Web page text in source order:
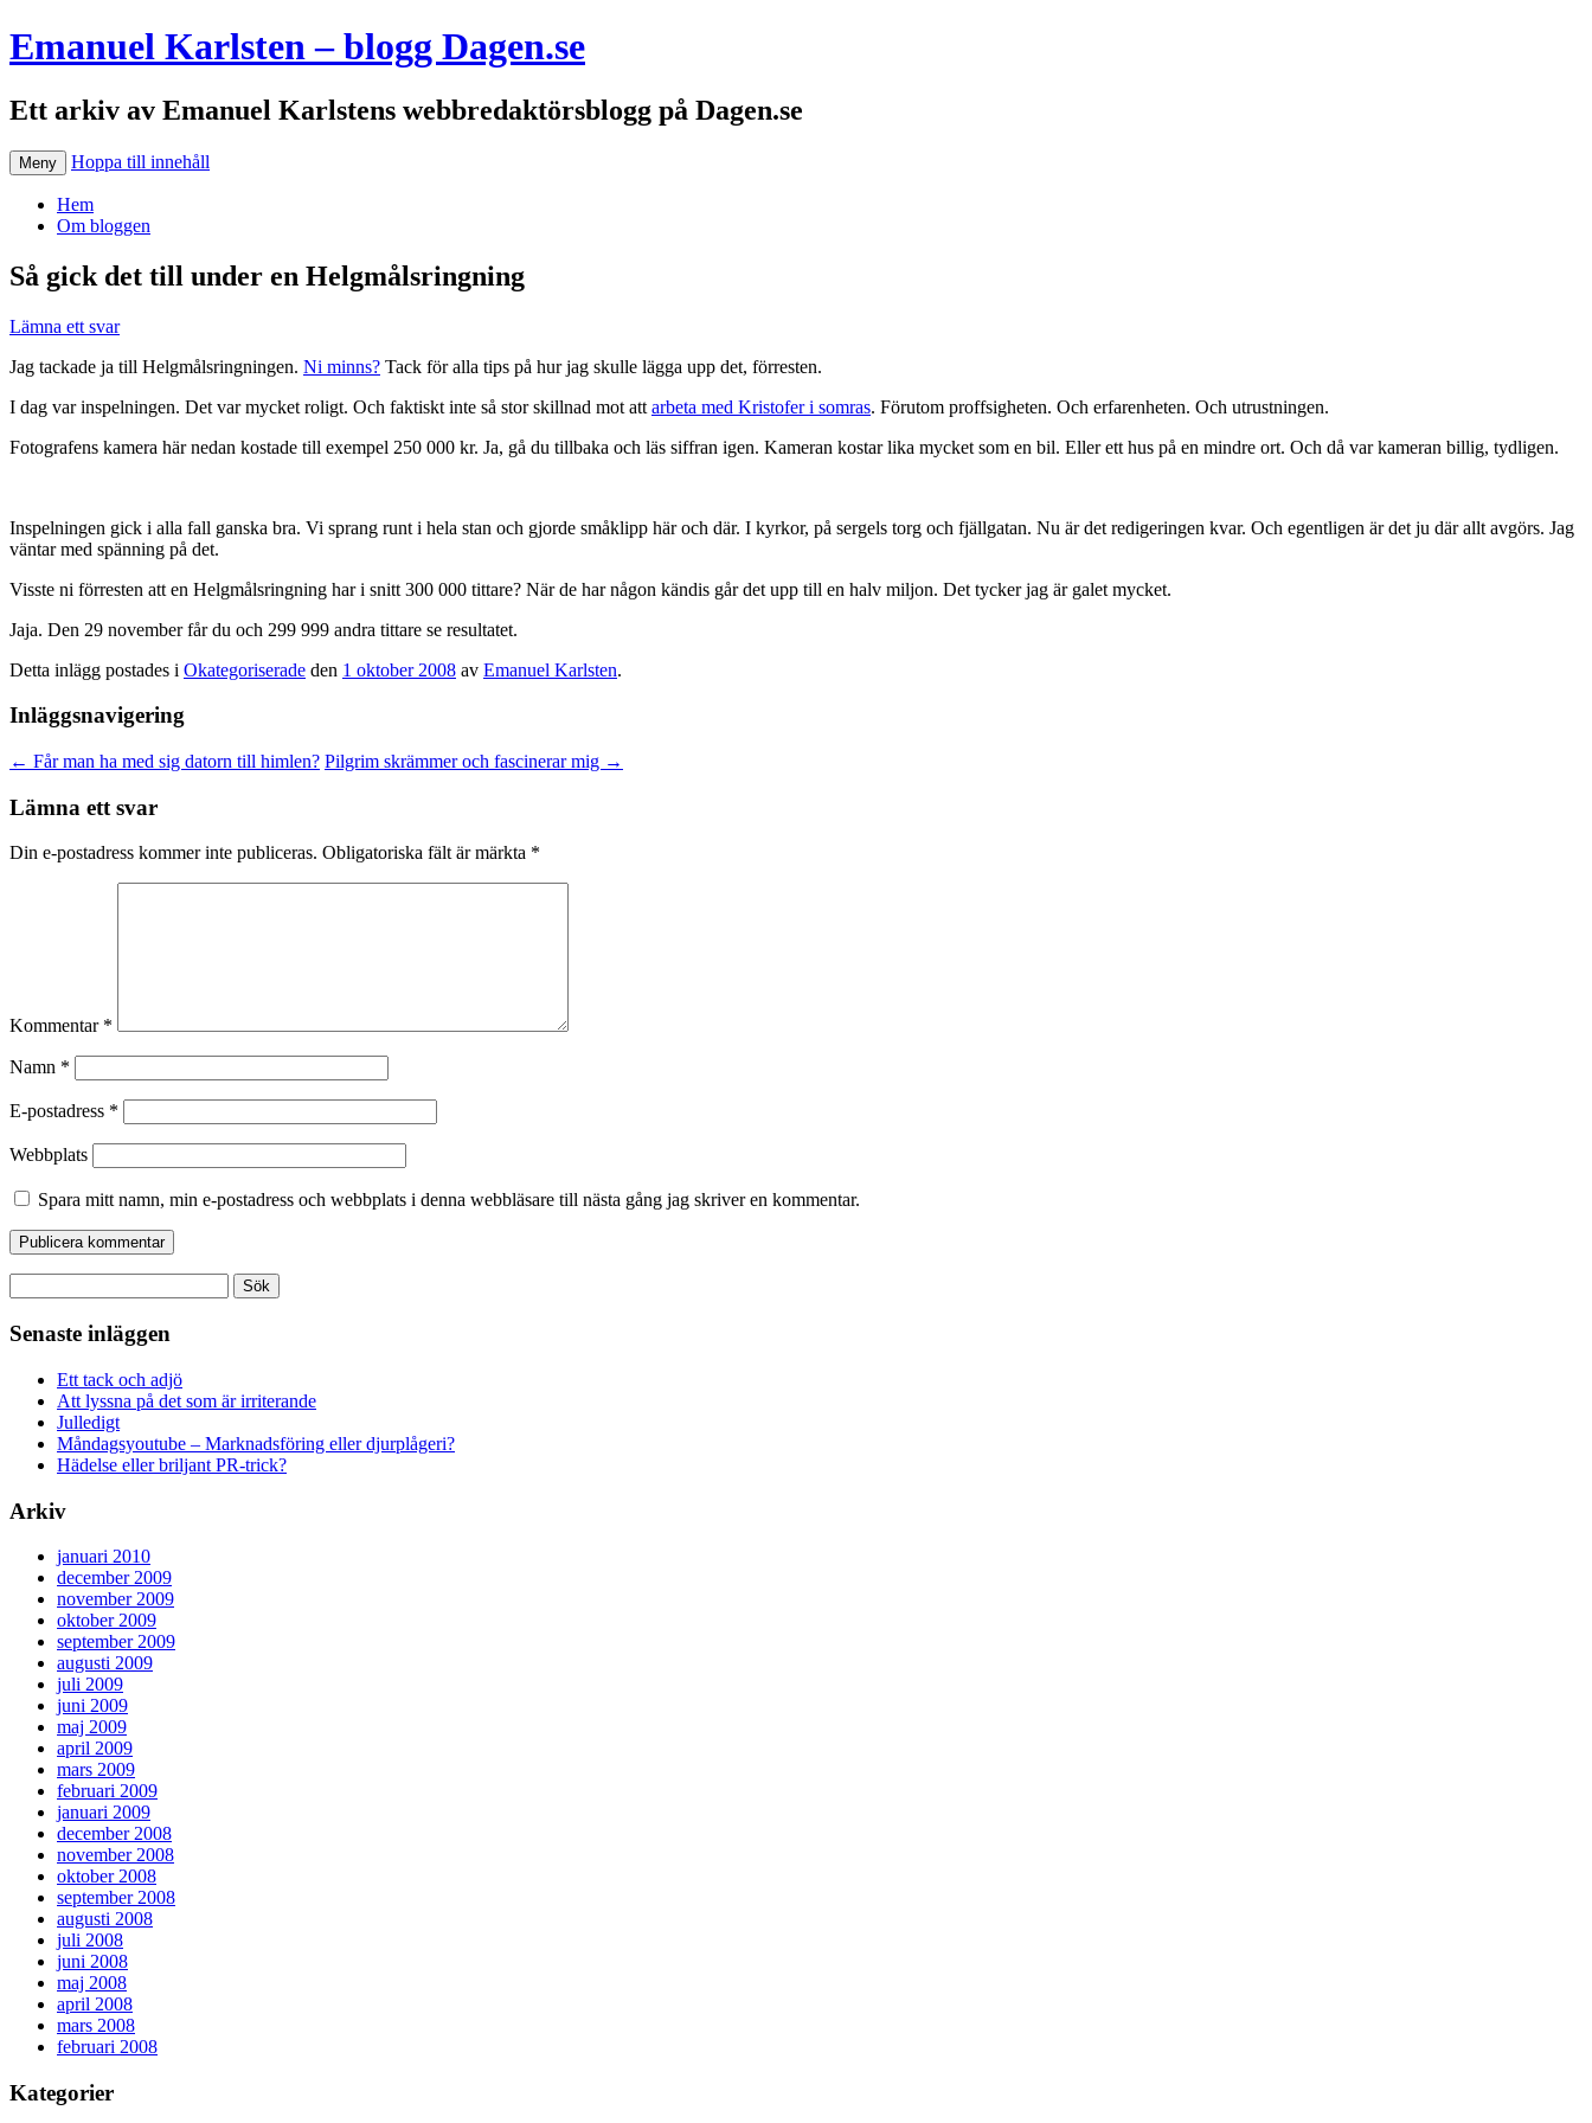
Emanuel Karlsten – blogg Dagen.se
Ett arkiv av Emanuel Karlstens webbredaktörsblogg på Dagen.se
Meny Hoppa till innehåll
Hem
Om bloggen
Så gick det till under en Helgmålsringning
Lämna ett svar
Jag tackade ja till Helgmålsringningen. Ni minns? Tack för alla tips på hur jag skulle lägga upp det, förresten.
I dag var inspelningen. Det var mycket roligt. Och faktiskt inte så stor skillnad mot att arbeta med Kristofer i somras. Förutom proffsigheten. Och erfarenheten. Och utrustningen.
Fotografens kamera här nedan kostade till exempel 250 000 kr. Ja, gå du tillbaka och läs siffran igen. Kameran kostar lika mycket som en bil. Eller ett hus på en mindre ort. Och då var kameran billig, tydligen.
Inspelningen gick i alla fall ganska bra. Vi sprang runt i hela stan och gjorde småklipp här och där. I kyrkor, på sergels torg och fjällgatan. Nu är det redigeringen kvar. Och egentligen är det ju där allt avgörs. Jag
väntar med spänning på det.
Visste ni förresten att en Helgmålsringning har i snitt 300 000 tittare? När de har någon kändis går det upp till en halv miljon. Det tycker jag är galet mycket.
Jaja. Den 29 november får du och 299 999 andra tittare se resultatet.
Detta inlägg postades i Okategoriserade den 1 oktober 2008 av Emanuel Karlsten.
Inläggsnavigering
← Får man ha med sig datorn till himlen? Pilgrim skrämmer och fascinerar mig →
Lämna ett svar
Din e-postadress kommer inte publiceras. Obligatoriska fält är märkta *
Kommentar *
Namn *
E-postadress *
Webbplats
Spara mitt namn, min e-postadress och webbplats i denna webbläsare till nästa gång jag skriver en kommentar.
efter:
Senaste inläggen
Ett tack och adjö
Att lyssna på det som är irriterande
Julledigt
Måndagsyoutube – Marknadsföring eller djurplågeri?
Hädelse eller briljant PR-trick?
Arkiv
januari 2010
december 2009
november 2009
oktober 2009
september 2009
augusti 2009
juli 2009
juni 2009
maj 2009
april 2009
mars 2009
februari 2009
januari 2009
december 2008
november 2008
oktober 2008
september 2008
augusti 2008
juli 2008
juni 2008
maj 2008
april 2008
mars 2008
februari 2008
Kategorier